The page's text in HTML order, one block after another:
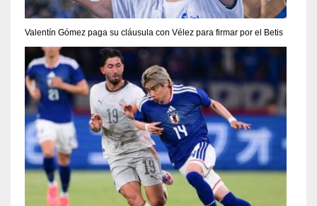
Valentín Gómez paga su cláusula con Vélez para firmar por el Betis